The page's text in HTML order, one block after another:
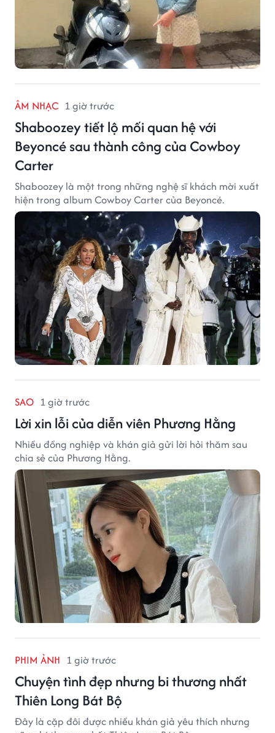
ÂM NHẠC 1 giờ trước
Shaboozey tiết lộ mối quan hệ với
Beyoncé sau thành công của Cowboy
Carter
Shaboozey là một trong những nghệ sĩ khách mời xuất
hiện trong album Cowboy Carter của Beyoncé.
SAO 1 giờ trước
Lời xin lỗi của diễn viên Phương Hằng
Nhiều đồng nghiệp và khán giả gửi lời hỏi thăm sau
chia sẻ của Phương Hằng.
PHIM ẢNH 1 giờ trước
Chuyện tình đẹp nhưng bi thương nhất
Thiên Long Bát Bộ
Đây là cặp đôi được nhiều khán giả yêu thích nhưng